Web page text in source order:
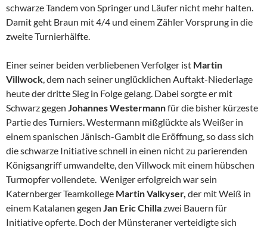
schwarze Tandem von Springer und Läufer nicht mehr halten.
Damit geht Braun mit 4/4 und einem Zähler Vorsprung in die
zweite Turnierhälfte.
Einer seiner beiden verbliebenen Verfolger ist Martin
Villwock, dem nach seiner unglücklichen Auftakt-Niederlage
heute der dritte Sieg in Folge gelang. Dabei sorgte er mit
Schwarz gegen Johannes Westermannfür die bisher kürzeste
Partie des Turniers. Westermann mißglückte als Weißer in
einem spanischen Jänisch-Gambit die Eröffnung, so dass sich
die schwarze Initiative schnell in einen nicht zu parierenden
Königsangriff umwandelte, den Villwock mit einem hübschen
Turmopfer vollendete. Weniger erfolgreich war sein
Katernberger Teamkollege Martin Valkyser, der mit Weiß in
einem Katalanen gegen Jan Eric Chillazwei Bauern für
Initiative opferte. Doch der Münsteraner verteidigte sich